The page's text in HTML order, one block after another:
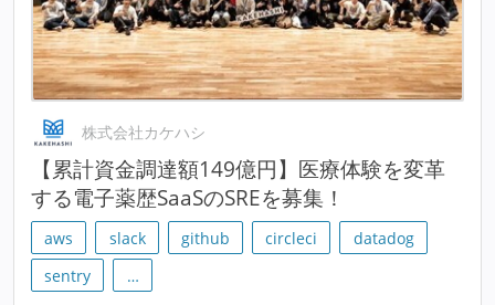
株式会社カケハシ
【累計資金調達額149億円】医療体験を変革
する電子薬歴SaaSのSREを募集！
aws slack github circleci
datadog
sentry
…